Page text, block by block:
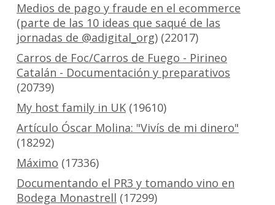
Medios de pago y fraude en el ecommerce
(parte de las 10 ideas que saqué de las
jornadas de @adigital_org)(22017)
Carros de Foc/Carros de Fuego - Pirineo
Catalán - Documentación y preparativos
(20739)
My host family in UK(19610)
Artículo Óscar Molina: "Vivís de mi dinero"
(18292)
Máximo (17336)
Documentando el PR3 y tomando vino en
Bodega Monastrell (17299)